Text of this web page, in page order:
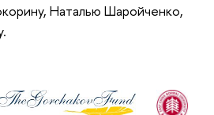
Наталью Шаройченко,